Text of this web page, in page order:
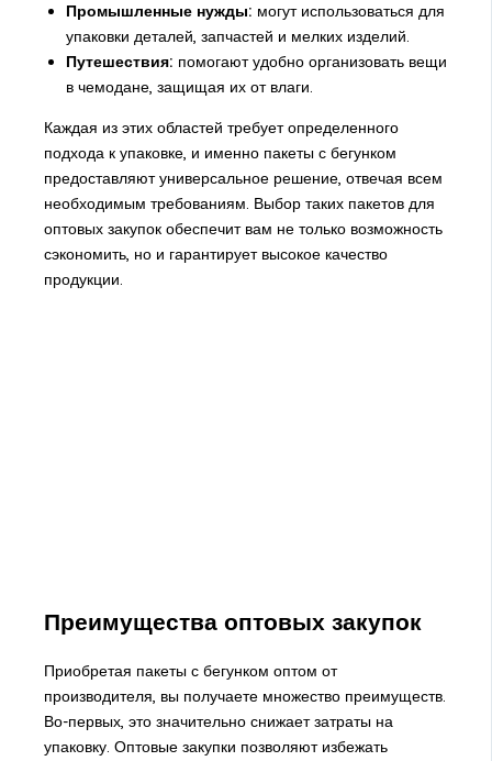
Промышленные нужды: могут использоваться для
упаковки деталей, запчастей и мелких изделий.
Путешествия: помогают удобно организовать вещи
в чемодане, защищая их от влаги.
Каждая из этих областей требует определенного
подхода к упаковке, и именно пакеты с бегунком
предоставляют универсальное решение, отвечая всем
необходимым требованиям. Выбор таких пакетов для
оптовых закупок обеспечит вам не только возможность
сэкономить, но и гарантирует высокое качество
продукции.
Преимущества оптовых закупок
Приобретая пакеты с бегунком оптом от
производителя, вы получаете множество преимуществ.
Во-первых, это значительно снижает затраты на
упаковку. Оптовые закупки позволяют избежать